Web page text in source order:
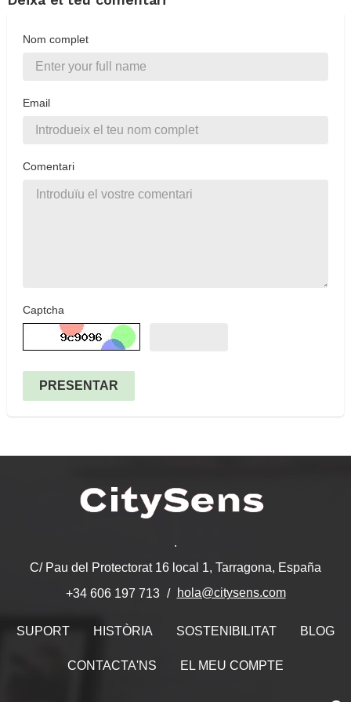
Nom complet
Email
Comentari
Captcha
PRESENTAR
.
C/ Pau del Protectorat 16 local 1, Tarragona, España
+34 606 197 713
hola@citysens.com
SUPORT HISTÒRIA SOSTENIBILITAT BLOG
CONTACTA'NS EL MEU COMPTE